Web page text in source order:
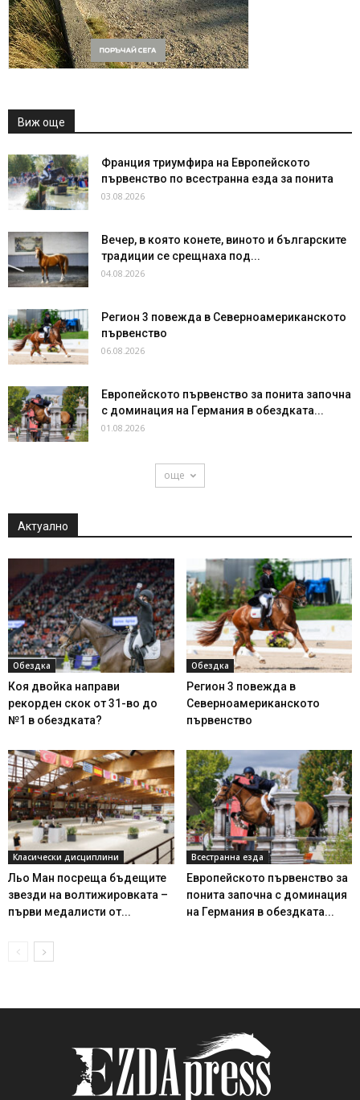
Виж още
Франция триумфира на Европейското
първенство по всестранна езда за понита
03.08.2026
Вечер, в която конете, виното и българските
традиции се срещнаха под...
04.08.2026
Регион 3 повежда в Северноамериканското
първенство
06.08.2026
Европейското първенство за понита започна
с доминация на Германия в обездката...
01.08.2026
още
Актуално
Обездка
Коя двойка направи
рекорден скок от 31-во до
№1 в обездката?
Обездка
Регион 3 повежда в
Северноамериканското
първенство
Класически дисциплини
Льо Ман посреща бъдещите
звезди на волтижировката –
първи медалисти от...
Всестранна езда
Европейското първенство за
понита започна с доминация
на Германия в обездката...